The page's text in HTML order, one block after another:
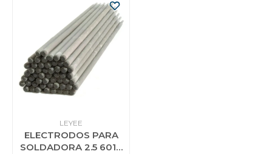
LEYEE
ELECTRODOS PARA
SOLDADORA 2.5 6013
Camping
Jardín y Aire Libre
Mascotas